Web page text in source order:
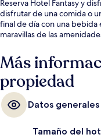
Reserva Hotel Fantasy y
disfrutar de una comida o
final de día con una bebida
maravillas de las
Más
propiedad
Datos generales
Tamaño del